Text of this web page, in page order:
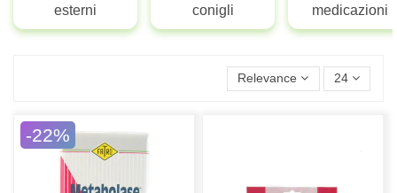
esterni
conigli
medicazioni
Relevance 24
-22%